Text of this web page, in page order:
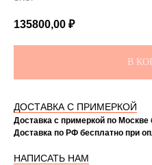
135800,00 ₽
В
ДОСТАВКА С ПРИМЕРКОЙ
Доставка с примеркой по Москве
Доставка по РФ бесплатно при
НАПИСАТЬ НАМ